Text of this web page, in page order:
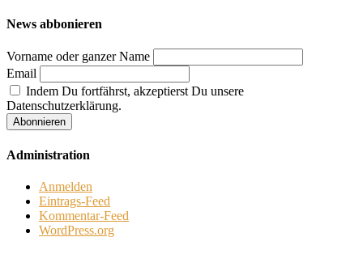
News abbonieren
Vorname oder ganzer Name
Email
Indem Du fortfährst, akzeptierst Du unsere
Datenschutzerklärung.
Administration
Anmelden
Eintrags-Feed
Kommentar-Feed
WordPress.org